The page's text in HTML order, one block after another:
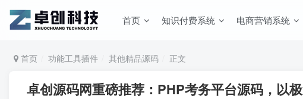
首页 知识付费系统 电商营销系统
首页 功能工具插件 其他精品源码 正文
卓创源码网重磅推荐：PHP考务平台源码，以